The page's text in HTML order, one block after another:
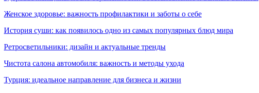
Женское здоровье: важность профилактики и заботы о себе
История суши: как появилось одно из самых популярных блюд мира
Ретросветильники: дизайн и актуальные тренды
Чистота салона автомобиля: важность и методы ухода
Турция: идеальное направление для бизнеса и жизни